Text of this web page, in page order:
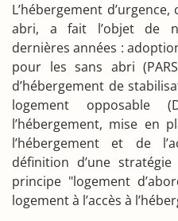
L’hébergement
abri, a fait l’objet de
dernières années :
pour les sans abri
d’hébergement de
logement
l’hébergement, mise en
l’hébergement et de
définition d’une
principe "logement
logement à l’accès à